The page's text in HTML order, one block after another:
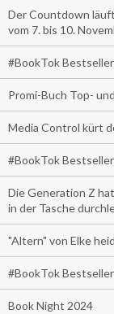
Der Countdown
vom 7. bis 10.
#BookTok
Promi-Buch Top-
Media Control kürt
#BookTok
Die Generation Z
in der Tasche
"Altern" von Elke
#BookTok
Book Night 2024